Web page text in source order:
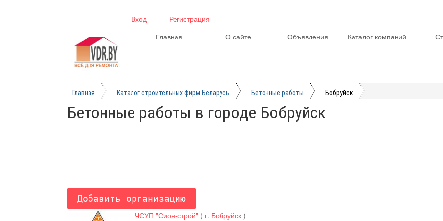
Вход
Регистрация
Главная
О сайте Объявления Каталог компаний
Главная Каталог строительных фирм Беларусь Бетонные работы Бобруйск
Бетонные работы в городе Бобруйск
ЧСУП "Сион-строй" ( г. Бобруйск )